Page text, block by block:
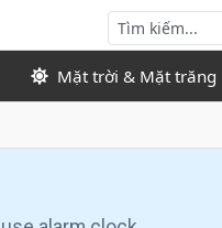
Mặt trời & Mặt trăng